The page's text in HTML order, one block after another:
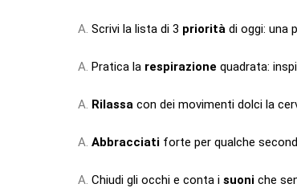
Scrivi la lista di 3 prioritàdi oggi: una
Pratica la respirazione quadrata:
Rilassacon dei movimenti dolci la
Abbracciatiforte per qualche
Chiudi gli occhi e conta i suoniche